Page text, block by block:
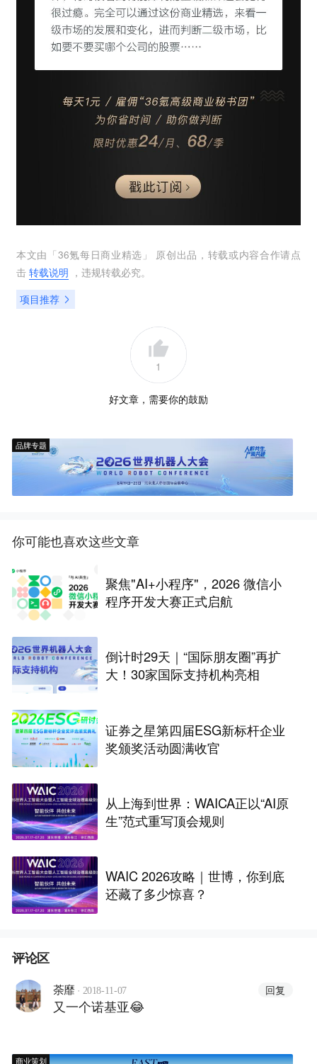
本文由「36氪每日商业精选 」 原创出品，转载或内容合作请点
击 转载说明 ，违规转载必究。
项目推荐
1
好文章，需要你的鼓励
品牌专题
你可能也喜欢这些文章
聚焦"AI+小程序"，2026 微信小
程序开发大赛正式启航
倒计时29天｜“国际朋友圈”再扩
大！30家国际支持机构亮相
证券之星第四届ESG新标杆企业
奖颁奖活动圆满收官
从上海到世界：WAICA正以“AI原
生”范式重写顶会规则
WAIC 2026攻略｜世博，你到底
还藏了多少惊喜？
评论区
荼靡 · 2018-11-07 回复
又一个诺基亚😂
商业策划